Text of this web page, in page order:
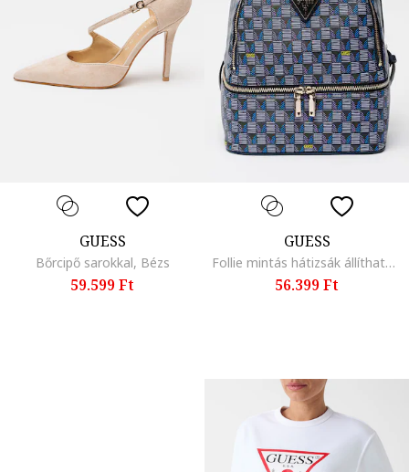
GUESS
Bőrcipő sarokkal, Bézs
59.599 Ft
GUESS
Follie mintás hátizsák állítható pántokkal, Halványkék/Tengerészkék
56.399 Ft